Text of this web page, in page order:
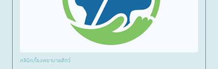
คลินิก/โรงพยาบาลสัตว์